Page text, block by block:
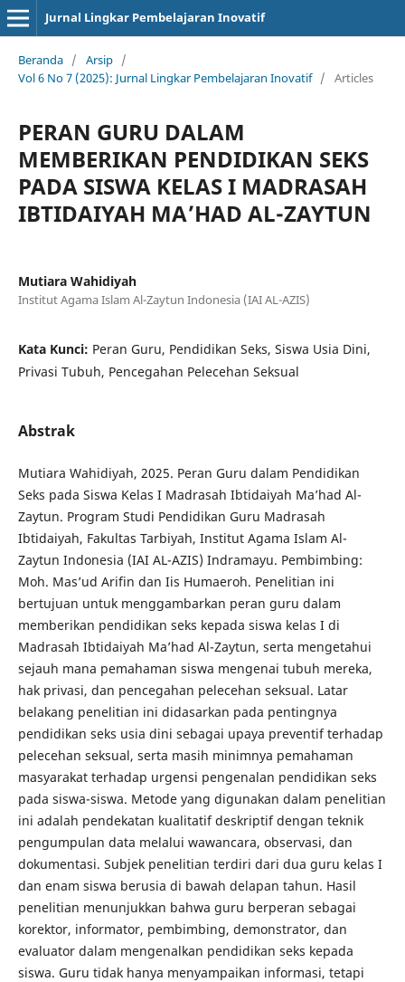
Jurnal Lingkar Pembelajaran Inovatif
Beranda / Arsip /
Vol 6 No 7 (2025): Jurnal Lingkar Pembelajaran Inovatif / Articles
PERAN GURU DALAM
MEMBERIKAN PENDIDIKAN SEKS
PADA SISWA KELAS I MADRASAH
IBTIDAIYAH MA’HAD AL-ZAYTUN
Mutiara Wahidiyah
Institut Agama Islam Al-Zaytun Indonesia (IAI AL-AZIS)
Kata Kunci: Peran Guru, Pendidikan Seks, Siswa Usia Dini,
Privasi Tubuh, Pencegahan Pelecehan Seksual
Abstrak
Mutiara Wahidiyah, 2025. Peran Guru dalam Pendidikan
Seks pada Siswa Kelas I Madrasah Ibtidaiyah Ma’had Al-
Zaytun. Program Studi Pendidikan Guru Madrasah
Ibtidaiyah, Fakultas Tarbiyah, Institut Agama Islam Al-
Zaytun Indonesia (IAI AL-AZIS) Indramayu. Pembimbing:
Moh. Mas’ud Arifin dan Iis Humaeroh. Penelitian ini
bertujuan untuk menggambarkan peran guru dalam
memberikan pendidikan seks kepada siswa kelas I di
Madrasah Ibtidaiyah Ma’had Al-Zaytun, serta mengetahui
sejauh mana pemahaman siswa mengenai tubuh mereka,
hak privasi, dan pencegahan pelecehan seksual. Latar
belakang penelitian ini didasarkan pada pentingnya
pendidikan seks usia dini sebagai upaya preventif terhadap
pelecehan seksual, serta masih minimnya pemahaman
masyarakat terhadap urgensi pengenalan pendidikan seks
pada siswa-siswa. Metode yang digunakan dalam penelitian
ini adalah pendekatan kualitatif deskriptif dengan teknik
pengumpulan data melalui wawancara, observasi, dan
dokumentasi. Subjek penelitian terdiri dari dua guru kelas I
dan enam siswa berusia di bawah delapan tahun. Hasil
penelitian menunjukkan bahwa guru berperan sebagai
korektor, informator, pembimbing, demonstrator, dan
evaluator dalam mengenalkan pendidikan seks kepada
siswa. Guru tidak hanya menyampaikan informasi, tetapi